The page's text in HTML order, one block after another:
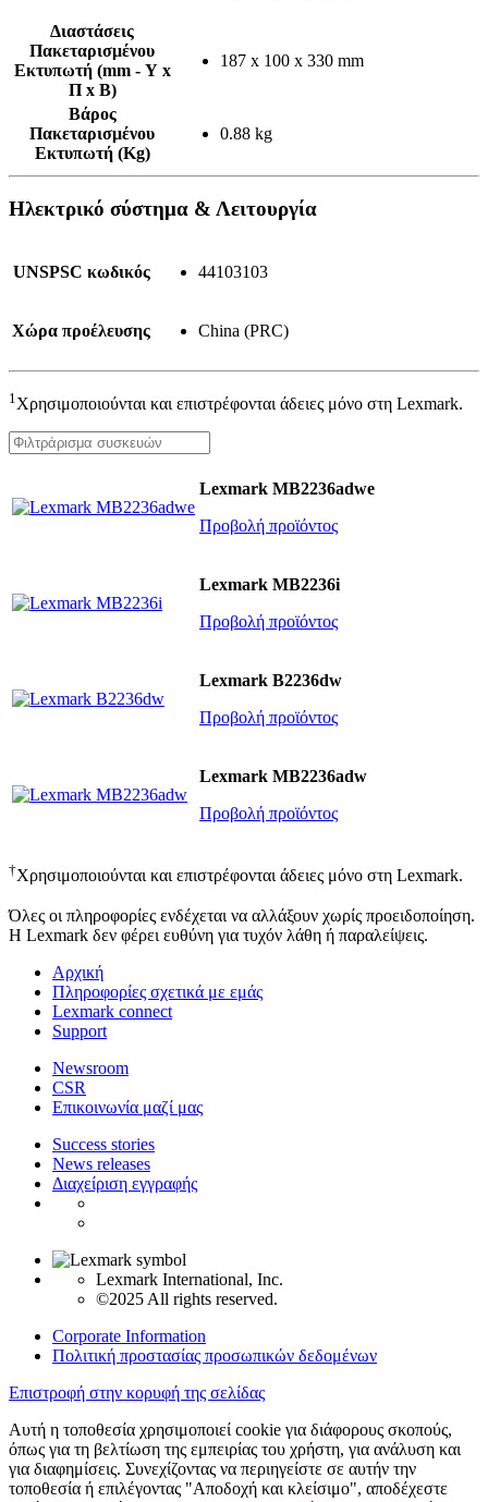
Διαστάσεις
Πακεταρισμένου
Εκτυπωτή (mm - Υ x
Π x Β)
187 x 100 x 330 mm
Βάρος
Πακεταρισμένου
Εκτυπωτή (Kg)
0.88 kg
Ηλεκτρικό σύστημα & Λειτουργία
UNSPSC κωδικός 44103103
Χώρα προέλευσης China (PRC)
1Χρησιμοποιούνται και επιστρέφονται άδειες μόνο στη Lexmark.
Lexmark MB2236adwe
Προβολή προϊόντος
Lexmark MB2236i
Προβολή προϊόντος
Lexmark B2236dw
Προβολή προϊόντος
Lexmark MB2236adw
Προβολή προϊόντος
†Χρησιμοποιούνται και επιστρέφονται άδειες μόνο στη Lexmark.
Όλες οι πληροφορίες ενδέχεται να αλλάξουν χωρίς προειδοποίηση.
Η Lexmark δεν φέρει ευθύνη για τυχόν λάθη ή παραλείψεις.
Αρχική
Πληροφορίες σχετικά με εμάς
Lexmark connect
Support
Newsroom
CSR
Επικοινωνία μαζί μας
Success stories
News releases
Διαχείριση εγγραφής
Lexmark International, Inc.
©2025 All rights reserved.
Corporate Information
Πολιτική προστασίας προσωπικών δεδομένων
Επιστροφή στην κορυφή της σελίδας
Αυτή η τοποθεσία χρησιμοποιεί cookie για διάφορους σκοπούς,
όπως για τη βελτίωση της εμπειρίας του χρήστη, για ανάλυση και
για διαφημίσεις. Συνεχίζοντας να περιηγείστε σε αυτήν την
τοποθεσία ή επιλέγοντας "Αποδοχή και κλείσιμο", αποδέχεστε